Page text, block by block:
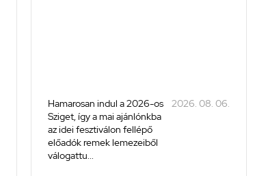
Hamarosan indul a 2026-os
Sziget, így a mai ajánlónkba
az idei fesztiválon fellépő
előadók remek lemezeiből
válogattu...
2026. 08. 06.